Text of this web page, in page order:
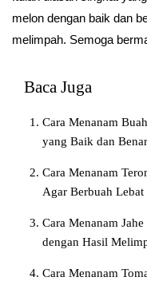
melon dengan baik dan
melimpah. Semoga
Baca Juga
Cara Menanam
yang Baik dan
Cara Menanam
Agar Berbuah
Cara Menanam
dengan Hasil
Cara Menanam